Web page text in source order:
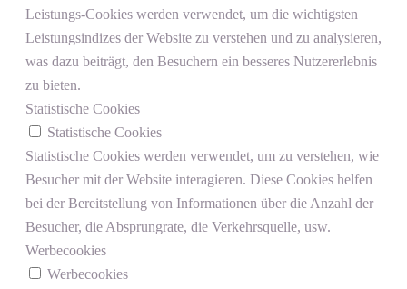
Leistungs-Cookies werden verwendet, um die wichtigsten
Leistungsindizes der Website zu verstehen und zu analysieren,
was dazu beiträgt, den Besuchern ein besseres Nutzererlebnis
zu bieten.
Statistische Cookies
Statistische Cookies
Statistische Cookies werden verwendet, um zu verstehen, wie
Besucher mit der Website interagieren. Diese Cookies helfen
bei der Bereitstellung von Informationen über die Anzahl der
Besucher, die Absprungrate, die Verkehrsquelle, usw.
Werbecookies
Werbecookies